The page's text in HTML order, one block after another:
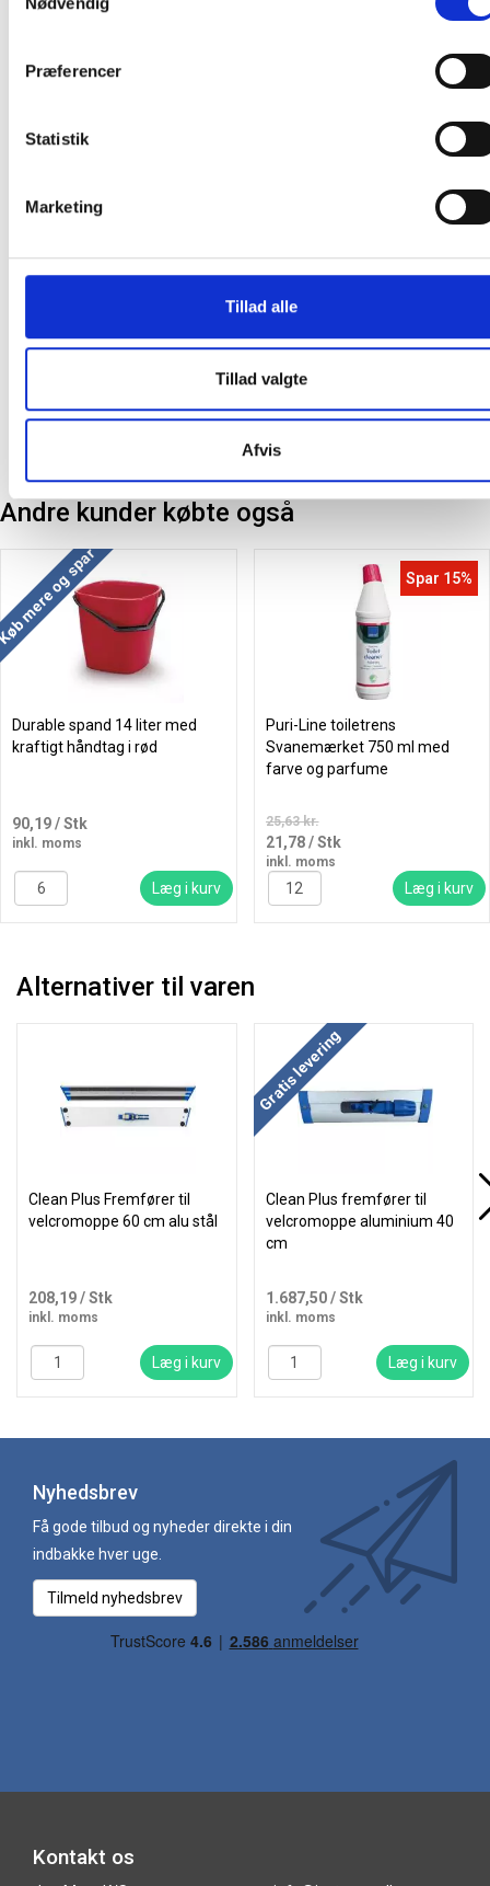
Præferencer
Statistik
Marketing
Tillad alle
Tillad valgte
Afvis
tør- fugt- og vådmoppe
91,38/ Stk
Læg i kurv
mikrofiber til velcro ekstra
4,75/ Stk
inkl. moms
Læg i kurv
Andre kunder købte også
mere og spar
Durable spand 14 liter med
kraftigt håndtag i rød
90,19/ Stk
inkl. moms
Læg i kurv
Spar 15%
Puri-Line toiletrens
Svanemærket 750 ml med
farve og parfume
25,63 kr.
21,78/ Stk
inkl. moms
Læg i kurv
Alternativer til varen
Clean Plus Fremfører til
velcromoppe 60 cm alu stål
208,19/ Stk
inkl. moms
Læg i kurv
Gratis levering
Clean Plus fremfører til
velcromoppe aluminium 40
cm
1.687,50/ Stk
inkl. moms
Læg i kurv
Nyhedsbrev
Få gode tilbud og nyheder direkte i din
indbakke hver uge.
Tilmeld nyhedsbrev
Kontakt os